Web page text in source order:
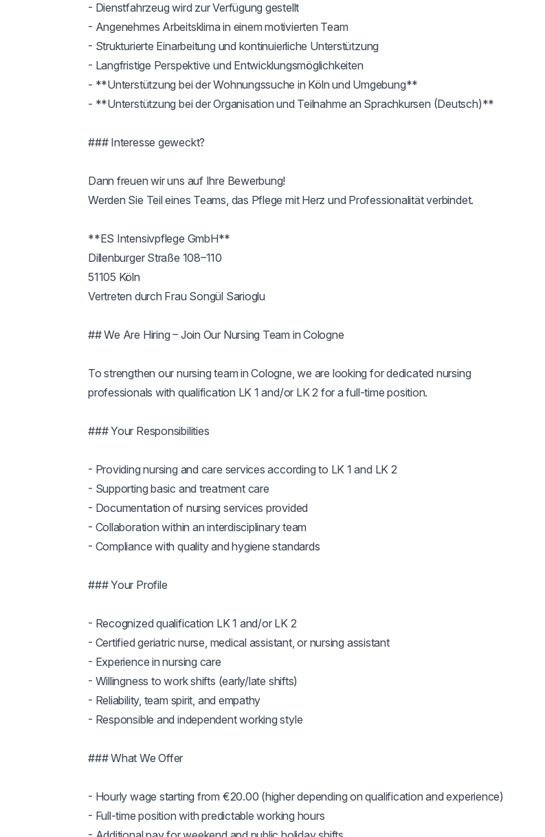
- Dienstfahrzeug wird zur Verfügung gestellt
- Angenehmes Arbeitsklima in einem motivierten Team
- Strukturierte Einarbeitung und kontinuierliche Unterstützung
- Langfristige Perspektive und Entwicklungsmöglichkeiten
- **Unterstützung bei der Wohnungssuche in Köln und Umgebung**
- **Unterstützung bei der Organisation und Teilnahme an Sprachkursen (Deutsch)**
### Interesse geweckt?
Dann freuen wir uns auf Ihre Bewerbung!
Werden Sie Teil eines Teams, das Pflege mit Herz und Professionalität verbindet.
**ES Intensivpflege GmbH**
Dillenburger Straße 108–110
51105 Köln
Vertreten durch Frau Songül Sarioglu
## We Are Hiring – Join Our Nursing Team in Cologne
To strengthen our nursing team in Cologne, we are looking for dedicated nursing
professionals with qualification LK 1 and/or LK 2 for a full-time position.
### Your Responsibilities
- Providing nursing and care services according to LK 1 and LK 2
- Supporting basic and treatment care
- Documentation of nursing services provided
- Collaboration within an interdisciplinary team
- Compliance with quality and hygiene standards
### Your Profile
- Recognized qualification LK 1 and/or LK 2
- Certified geriatric nurse, medical assistant, or nursing assistant
- Experience in nursing care
- Willingness to work shifts (early/late shifts)
- Reliability, team spirit, and empathy
- Responsible and independent working style
### What We Offer
- Hourly wage starting from €20.00 (higher depending on qualification and experience)
- Full-time position with predictable working hours